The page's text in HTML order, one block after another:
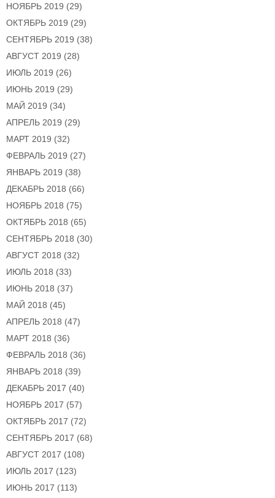
НОЯБРЬ 2019 (29)
ОКТЯБРЬ 2019 (29)
СЕНТЯБРЬ 2019 (38)
АВГУСТ 2019 (28)
ИЮЛЬ 2019 (26)
ИЮНЬ 2019 (29)
МАЙ 2019 (34)
АПРЕЛЬ 2019 (29)
МАРТ 2019 (32)
ФЕВРАЛЬ 2019 (27)
ЯНВАРЬ 2019 (38)
ДЕКАБРЬ 2018 (66)
НОЯБРЬ 2018 (75)
ОКТЯБРЬ 2018 (65)
СЕНТЯБРЬ 2018 (30)
АВГУСТ 2018 (32)
ИЮЛЬ 2018 (33)
ИЮНЬ 2018 (37)
МАЙ 2018 (45)
АПРЕЛЬ 2018 (47)
МАРТ 2018 (36)
ФЕВРАЛЬ 2018 (36)
ЯНВАРЬ 2018 (39)
ДЕКАБРЬ 2017 (40)
НОЯБРЬ 2017 (57)
ОКТЯБРЬ 2017 (72)
СЕНТЯБРЬ 2017 (68)
АВГУСТ 2017 (108)
ИЮЛЬ 2017 (123)
ИЮНЬ 2017 (113)